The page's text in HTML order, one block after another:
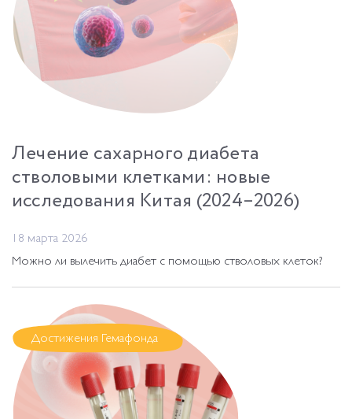
Лечение сахарного диабета
стволовыми клетками: новые
исследования Китая (2024–2026)
18 марта 2026
Можно ли вылечить диабет с помощью стволовых клеток?
Достижения Гемафонда